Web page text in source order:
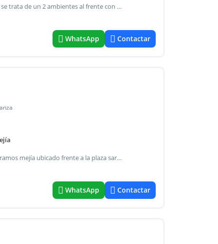
Departamento de 2 ambientes en alquiler en ramos mejía se trata de un 2 ambientes al frente con balcon, muy luminoso, cocina separada con muebles bajo mesada y alacenas, dormitorio con placar empotrado y baño completo. Ubicado a solo 4 cuadras de la estación y a 2 cuadras del centro de ramos mejía apto profesional acepta mascotas pequeñas no niños requisitos: garantía propietaria o seguro de caucion () + ingresos demostrables
WhatsApp Contactar
Departamento 3 ambientes con 2 balcones en alquiler en ramos mejía ubicado frente a la plaza sarmiento, en pleno centro de ramos mejía, se trata de un luminoso departamento de 3 ambientes al frente con balcón (y con segundo balcón al contrafrente). Cuenta con amplio living comedor con piso de parquet y salida a balcón al frente, 2 dormitorios con placard empotrado y ambos con salida al balcón al frente, baño completo, cocina con alacena y bajo mesada. Y lavadero con salida a largo balcón en forma de l al contrafrente con orientación norte. El departamento posee excelente ubicación, iluminación y distribución. Se encuentra en buen estado de conservación. El departamento se encuentra tambien a la venta. Requisitos: garantia propietaria o seguro de cacuión + demotración de ingresos. Servicios: cloacas, gas depósito (meses): 1 impuestos a cargo de: inquilino agua a cargo de: inquilino
WhatsApp Contactar